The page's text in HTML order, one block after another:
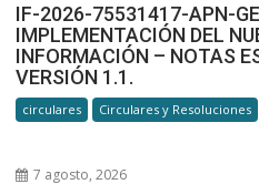
IF-2026-75531417-APN-
IMPLEMENTACIÓN DEL
INFORMACIÓN – NOTAS
VERSIÓN 1.1.
circulares Circulares y Resoluciones
7 agosto, 2026